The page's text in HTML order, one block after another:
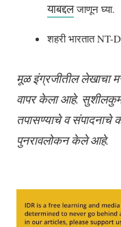
याबद्दलजाणून घ्या.
शहरी भारतात
मूळइंग्रजीतीललेखाचा
वापरकेलाआहे.
तपासण्याचेवसंपादनाचे
पुनरावलोकनकेलेआहे.